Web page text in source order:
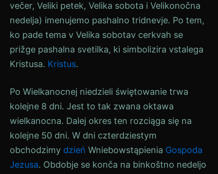
večer, Veliki petek, Velika sobota i Velikonočna
nedelja) imenujemo pashalno tridnevje. Po tem,
ko pade tema v Velika sobotav cerkvah se
prižge pashalna svetilka, ki simbolizira vstalega
Kristusa. Kristus.
Po Wielkanocnej niedzieli świętowanie trwa
kolejne 8 dni. Jest to tak zwana oktawa
wielkanocna. Dalej okres ten rozciąga się na
kolejne 50 dni. W dni czterdziestym
obchodzimy dzień Wniebowstąpienia Gospoda
Jezusa. Obdobje se konča na binkoštno nedeljo